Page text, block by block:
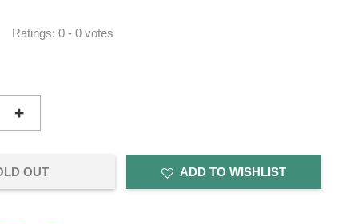
Ratings:0 -0 votes
+
OUT ADD TO WISHLIST